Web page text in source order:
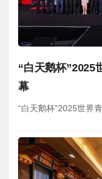
“白天鹅杯”2025
幕
“白天鹅杯”2025世界